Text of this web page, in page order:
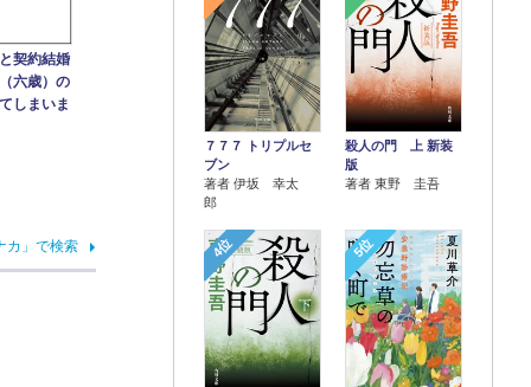
７７７ トリプルセ
ブン
著者 伊坂 幸太
郎
殺人の門 上 新装
版
著者 東野 圭吾
4位 5位
契約結婚
六歳）の
しまいま
カ」で検索